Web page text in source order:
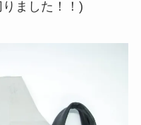
ました！！)